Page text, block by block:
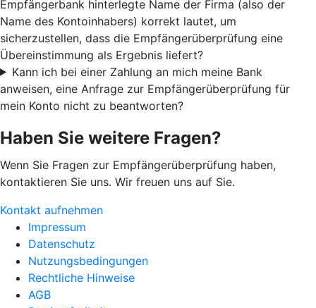
Empfängerbank hinterlegte Name der Firma (also der
Name des Kontoinhabers) korrekt lautet, um
sicherzustellen, dass die Empfängerüberprüfung eine
Übereinstimmung als Ergebnis liefert?
Kann ich bei einer Zahlung an mich meine Bank
anweisen, eine Anfrage zur Empfängerüberprüfung für
mein Konto nicht zu beantworten?
Haben Sie weitere Fragen?
Wenn Sie Fragen zur Empfängerüberprüfung haben,
kontaktieren Sie uns. Wir freuen uns auf Sie.
Kontakt aufnehmen
Impressum
Datenschutz
Nutzungsbedingungen
Rechtliche Hinweise
AGB